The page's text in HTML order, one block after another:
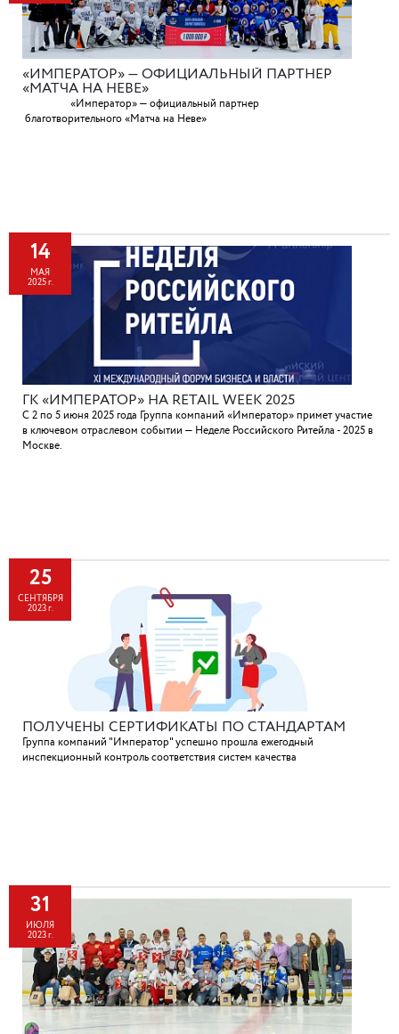
«ИМПЕРАТОР» — ОФИЦИАЛЬНЫЙ ПАРТНЕР
«МАТЧА НА НЕВЕ»
«Император» — официальный партнер
благотворительного «Матча на Неве»
14
МАЯ
2025 г.
ГК «ИМПЕРАТОР» НА RETAIL WEEK 2025
С 2 по 5 июня 2025 года Группа компаний «Император» примет участие
в ключевом отраслевом событии — Неделе Российского Ритейла - 2025 в
Москве.
25
СЕНТЯБРЯ
2023 г.
ПОЛУЧЕНЫ СЕРТИФИКАТЫ ПО СТАНДАРТАМ
Группа компаний "Император" успешно прошла ежегодный
инспекционный контроль соответствия систем качества
31
ИЮЛЯ
2023 г.